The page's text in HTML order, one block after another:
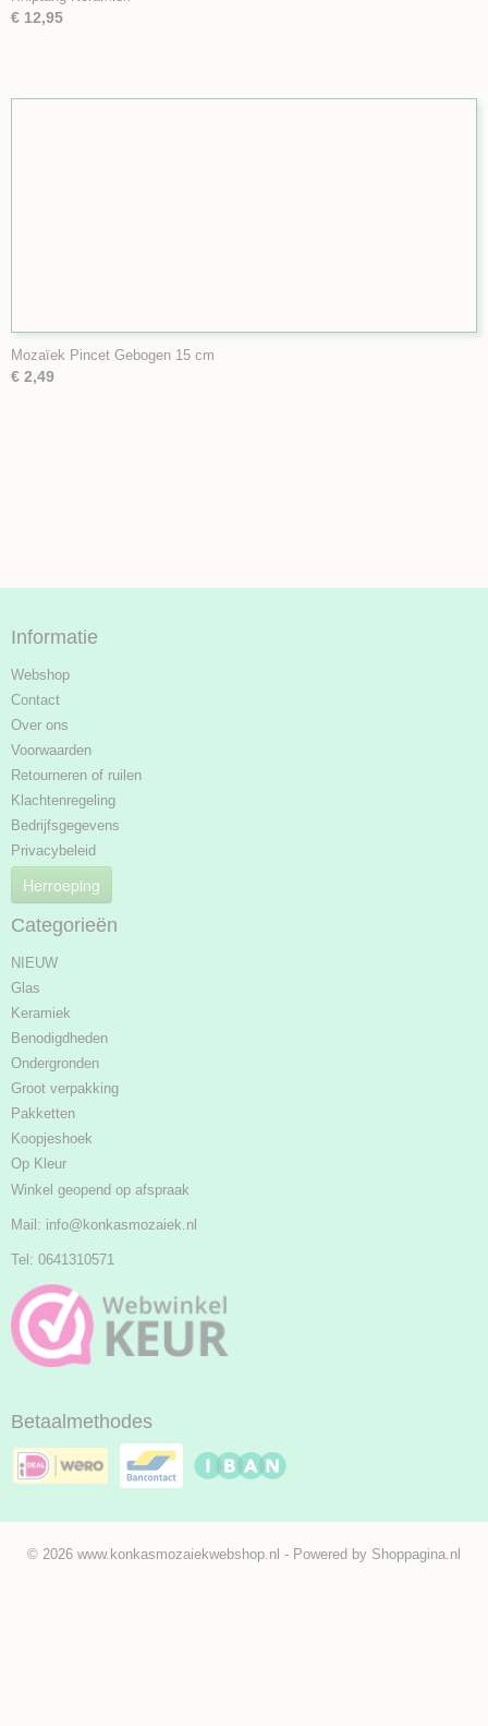
€ 12,95
Mozaïek Pincet Gebogen 15 cm
€ 2,49
Informatie
Webshop
Contact
Over ons
Voorwaarden
Retourneren of ruilen
Klachtenregeling
Bedrijfsgegevens
Privacybeleid
Herroeping
Categorieën
NIEUW
Glas
Keramiek
Benodigdheden
Ondergronden
Groot verpakking
Pakketten
Koopjeshoek
Op Kleur
Winkel geopend op afspraak
Mail: info@konkasmozaiek.nl
Tel: 0641310571
Betaalmethodes
© 2026 www.konkasmozaiekwebshop.nl - Powered by Shoppagina.nl